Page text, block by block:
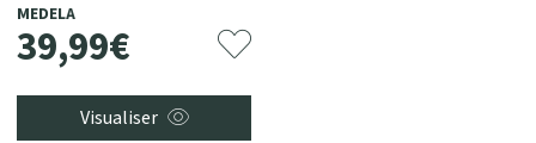
MEDELA
39,99€
Visualiser